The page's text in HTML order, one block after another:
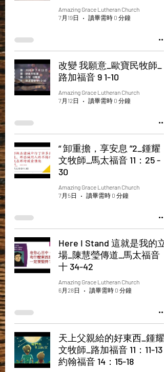
Amazing Grace Lutheran Church
7月19日
讀畢需時 0 分鐘
改變 我願意_歐寶民牧師_
路加福音 9 1-10
Amazing Grace Lutheran Church
7月12日
讀畢需時 0 分鐘
“ 卸重擔，享安息 ”2_鍾耀
文牧師_馬太福音 11：25 -
30
Amazing Grace Lutheran Church
7月5日
讀畢需時 0 分鐘
Here I Stand 這就是我的立
場_陳慧瑩傳道_馬太福音
十 34-42
Amazing Grace Lutheran Church
6月28日
讀畢需時 0 分鐘
天上父親給的好東西_鍾耀
文牧師_路加福音 11：11-13
約翰福音 14：15-18